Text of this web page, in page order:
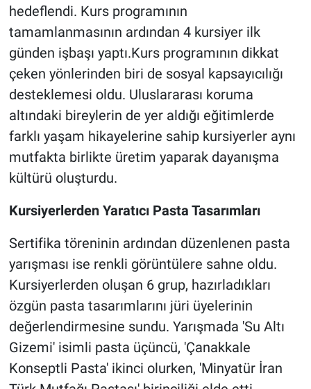
hedeflendi. Kurs programının
tamamlanmasının ardından 4 kursiyer ilk
günden işbaşı yaptı.Kurs programının dikkat
çeken yönlerinden biri de sosyal kapsayıcılığı
desteklemesi oldu. Uluslararası koruma
altındaki bireylerin de yer aldığı eğitimlerde
farklı yaşam hikayelerine sahip kursiyerler aynı
mutfakta birlikte üretim yaparak dayanışma
kültürü oluşturdu.
Kursiyerlerden Yaratıcı Pasta Tasarımları
Sertifika töreninin ardından düzenlenen pasta
yarışması ise renkli görüntülere sahne oldu.
Kursiyerlerden oluşan 6 grup, hazırladıkları
özgün pasta tasarımlarını jüri üyelerinin
değerlendirmesine sundu. Yarışmada 'Su Altı
Gizemi' isimli pasta üçüncü, 'Çanakkale
Konseptli Pasta' ikinci olurken, 'Minyatür İran